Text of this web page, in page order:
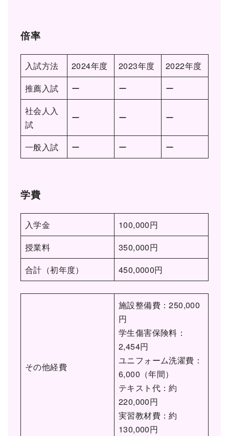
倍率
入試方法 2024年度 2023年度
2022年度
推薦入試
ー ー
ー
社会人入
試
ー ー ー
一般入試 ー ー ー
学費
入学金
100,000円
授業料
350,000円
合計（初年度）
450,0000円
その他経費
施設整備費：250,000
円
学生傷害保険料：
2,454円
ユニフォーム洗濯費：
6,000（年間）
テキスト代：約
220,000円
実習教材費：約
130,000円